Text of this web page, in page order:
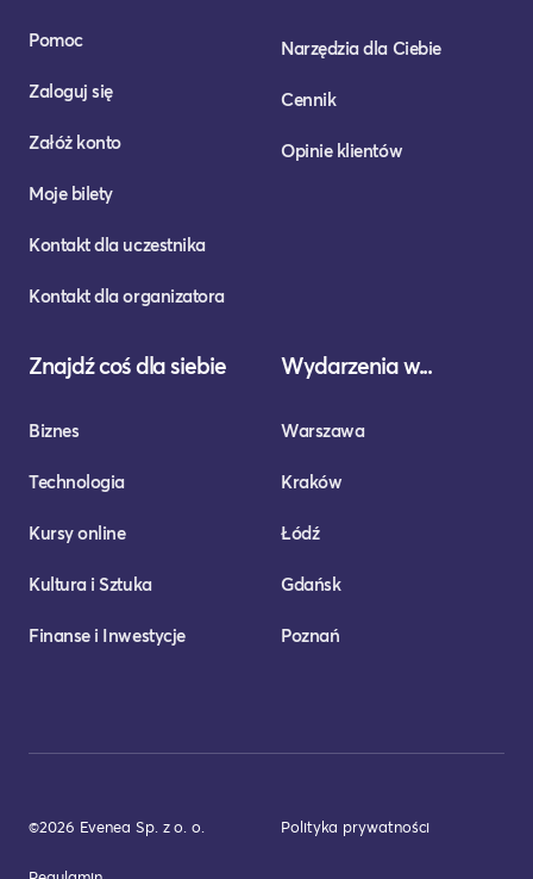
Pomoc
Zaloguj się
Załóż konto
Moje bilety
Kontakt dla uczestnika
Kontakt dla organizatora
Narzędzia dla Ciebie
Cennik
Opinie klientów
Znajdź coś dla siebie
Biznes
Technologia
Kursy online
Kultura i Sztuka
Finanse i Inwestycje
Wydarzenia w...
Warszawa
Kraków
Łódź
Gdańsk
Poznań
©2026 Evenea Sp. z o. o. Polityka prywatności